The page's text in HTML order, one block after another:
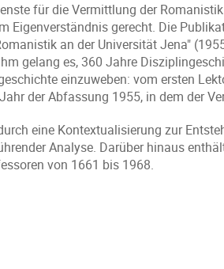
für die Vermittlung der
Eigenverständnis gerecht. Die
an der Universität Jena"
gelang es, 360 Jahre
einzuweben: vom ersten
der Abfassung 1955, in dem der
eine Kontextualisierung zur
Analyse. Darüber hinaus
von 1661 bis 1968.